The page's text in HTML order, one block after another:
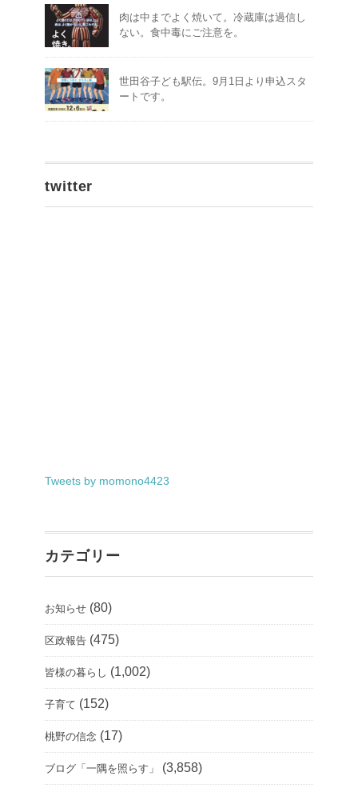
肉は中までよく焼いて。冷蔵庫は過信し
ない。食中毒にご注意を。
世田谷子ども駅伝。9月1日より申込スタ
ートです。
twitter
Tweets by momono4423
カテゴリー
お知らせ (80)
区政報告 (475)
皆様の暮らし (1,002)
子育て (152)
桃野の信念 (17)
ブログ「一隅を照らす」 (3,858)